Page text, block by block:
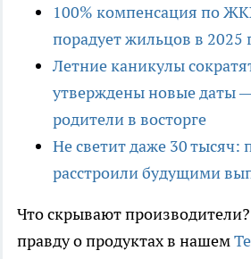
100% компенсация по
порадует жильцов в
Летние каникулы
утверждены новые даты
родители в восторге
Не светит даже 30 тысяч:
расстроили будущими
Что скрывают
правду о продуктах в нашем